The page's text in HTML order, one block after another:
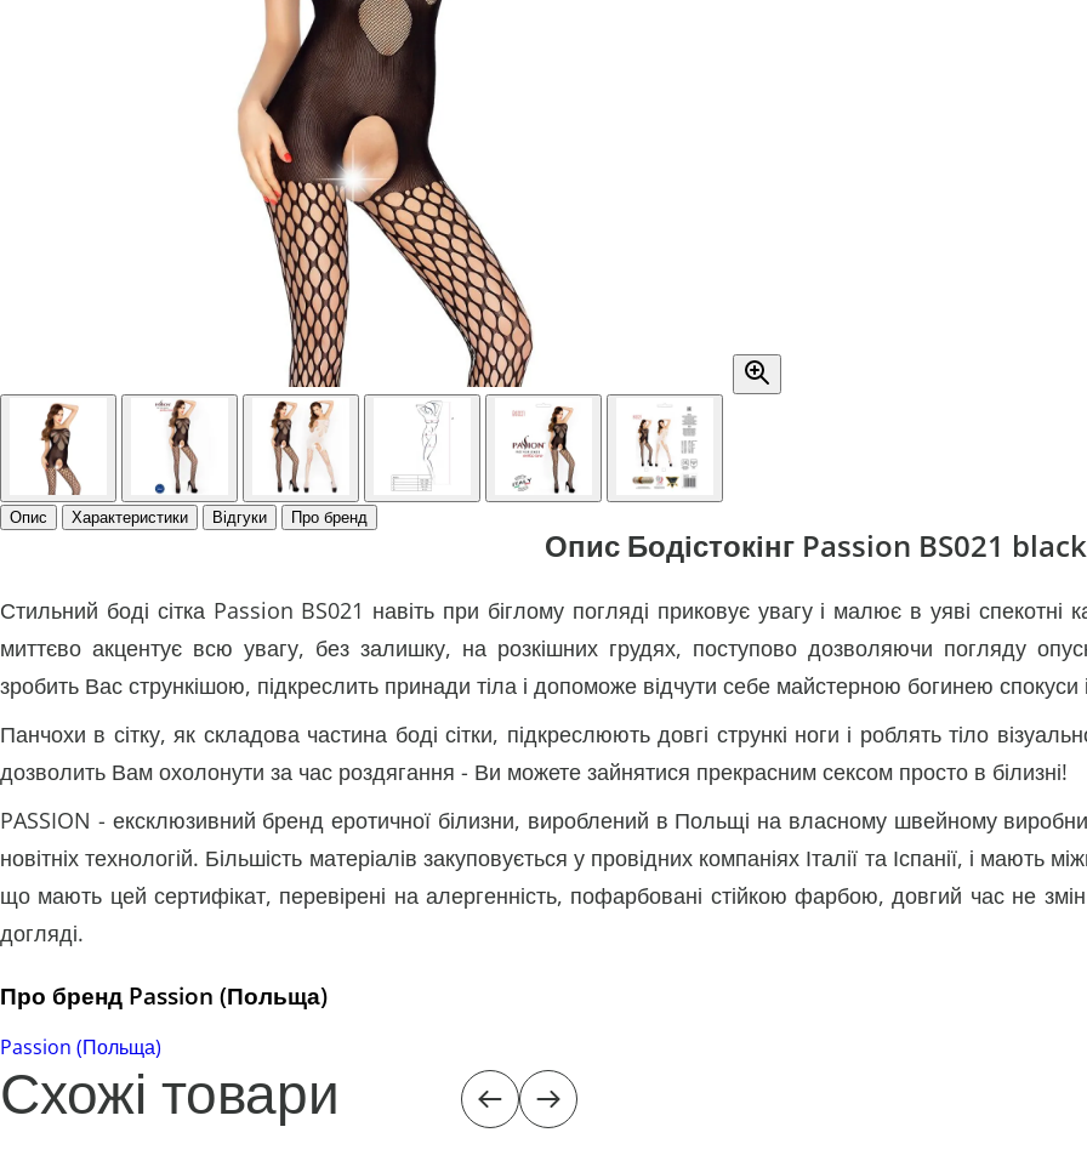
Опис Характеристики Відгуки Про бренд
Опис Бодістокінг Passion BS021 black
Стильний боді сітка Passion BS021 навіть при біглому погляді приковує увагу і малює в уяві
миттєво акцентує всю увагу, без залишку, на розкішних грудях, поступово дозволяючи погляду
зробить Вас стрункішою, підкреслить принади тіла і допоможе відчути себе майстерною богинею спокуси
Панчохи в сітку, як складова частина боді сітки, підкреслюють довгі стрункі ноги і роблять тіло
дозволить Вам охолонути за час роздягання - Ви можете зайнятися прекрасним сексом просто в білизні!
PASSION - ексклюзивний бренд еротичної білизни, вироблений в Польщі на власному швейному
новітніх технологій. Більшість матеріалів закуповується у провідних компаніях Італії та Іспанії, і
що мають цей сертифікат, перевірені на алергенність, пофарбовані стійкою фарбою, довгий час не
догляді.
Про бренд Passion (Польща)
Passion (Польща)
Схожі товари